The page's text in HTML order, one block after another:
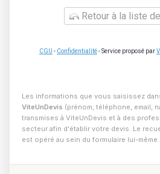
Retour à la liste
CGU - Confidentialité- Service proposé par
Les informations que vous saisissez
ViteUnDevis (prénom, téléphone, email,
transmises à ViteUnDevis et à des
secteur afin d'établir votre devis. Le
est opéré au sein du formulaire lui-même.